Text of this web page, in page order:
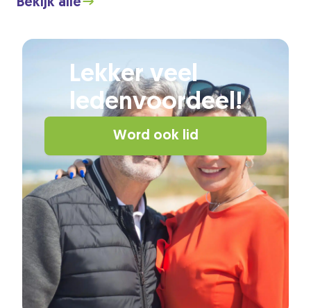
Bekijk alle
Lekker veel
ledenvoordeel!
Word ook lid